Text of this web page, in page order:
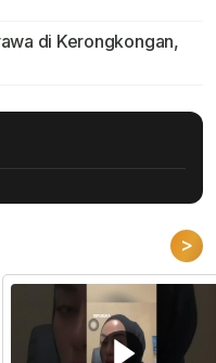
di Kerongkongan,
>